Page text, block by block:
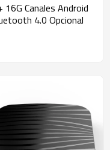
Canales Android
4.0 Opcional